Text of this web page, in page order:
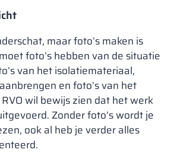
maar foto’s maken is
foto’s hebben van de situatie
van het isolatiemateriaal,
en foto’s van het
wil bewijs zien dat het werk
Zonder foto’s wordt je
ook al heb je verder alles